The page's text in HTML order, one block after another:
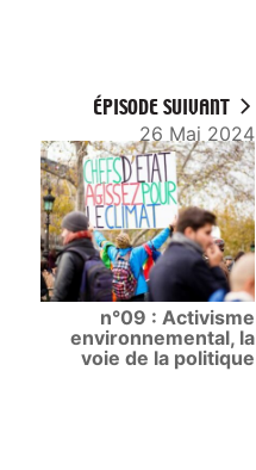
ÉPISODE SUIVANT
26 Mai 2024
n°09 : Activisme
environnemental, la
voie de la politique